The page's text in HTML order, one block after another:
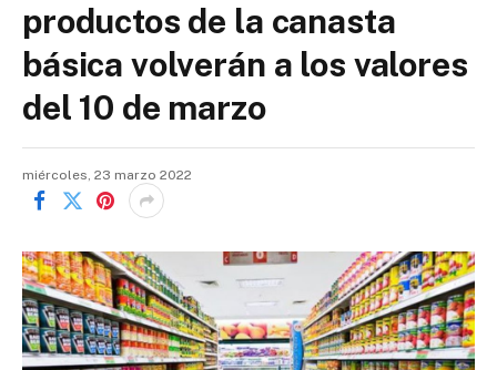
productos de la canasta
básica volverán a los valores
del 10 de marzo
miércoles, 23 marzo 2022